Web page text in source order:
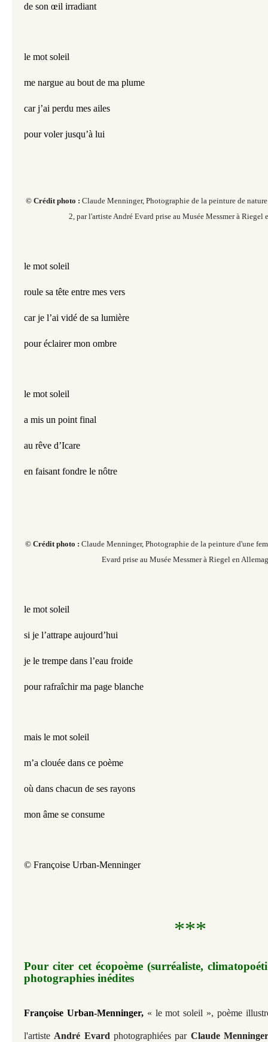
de son œil irradiant
le mot soleil
me nargue au bout de ma plume
car j’ai perdu mes ailes
pour voler jusqu’à lui
© Crédit photo : Claude Menninger, Photographie de la peinture de
2, par l'artiste André Evard prise au Musée Messmer à Riegel
le mot soleil
roule sa tête entre mes vers
car je l’ai vidé de sa lumière
pour éclairer mon ombre
le mot soleil
a mis un point final
au rêve d’Icare
en faisant fondre le nôtre
© Crédit photo : Claude Menninger, Photographie de la peinture d'une
Evard prise au Musée Messmer à Riegel en
le mot soleil
si je l’attrape aujourd’hui
je le trempe dans l’eau froide
pour rafraîchir ma page blanche
mais le mot soleil
m’a clouée dans ce poème
où dans chacun de ses rayons
mon âme se consume
© Françoise Urban-Menninger
***
Pour citer cet écopoème (surréaliste,
photographies inédites
Françoise Urban-Menninger, « le mot soleil », poème
l'artiste André Evard photographiées par Claude Menninger